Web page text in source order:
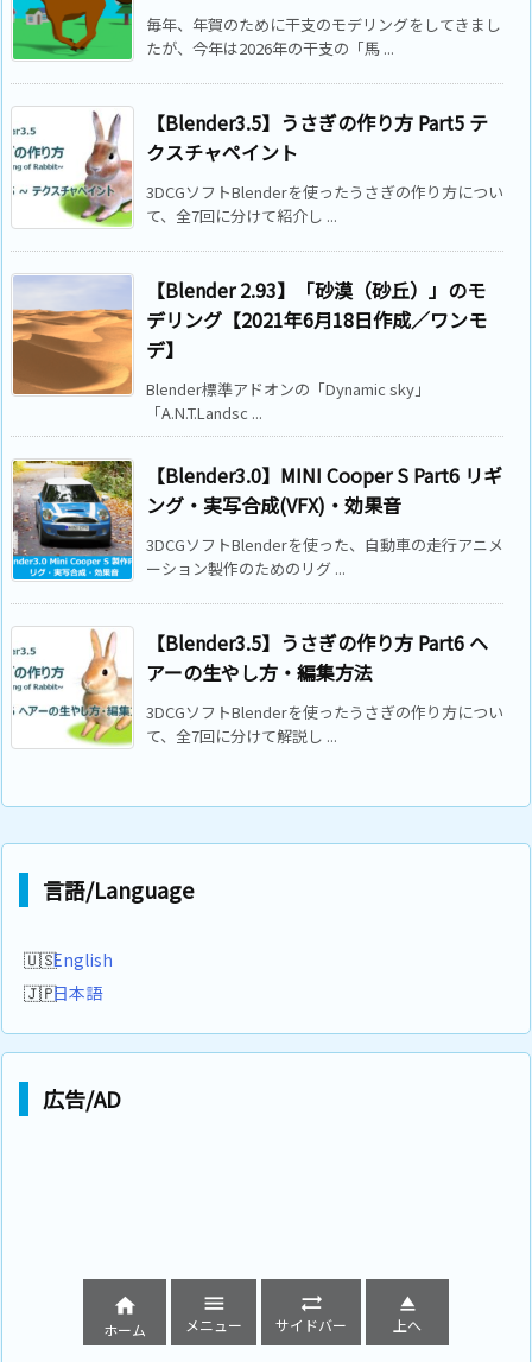
毎年、年賀のために干支のモデリングをしてきまし
たが、今年は2026年の干支の「馬 ...
【Blender3.5】うさぎの作り方 Part5 テ
クスチャペイント
3DCGソフトBlenderを使ったうさぎの作り方につい
て、全7回に分けて紹介し ...
【Blender 2.93】「砂漠（砂丘）」のモ
デリング【2021年6月18日作成／ワンモ
デ】
Blender標準アドオンの「Dynamic sky」
「A.N.T.Landsc ...
【Blender3.0】MINI Cooper S Part6 リギ
ング・実写合成(VFX)・効果音
3DCGソフトBlenderを使った、自動車の走行アニメ
ーション製作のためのリグ ...
【Blender3.5】うさぎの作り方 Part6 ヘ
アーの生やし方・編集方法
3DCGソフトBlenderを使ったうさぎの作り方につい
て、全7回に分けて解説し ...
言語/Language
English
日本語
広告/AD

ホーム

メニュー

サイドバー

上へ